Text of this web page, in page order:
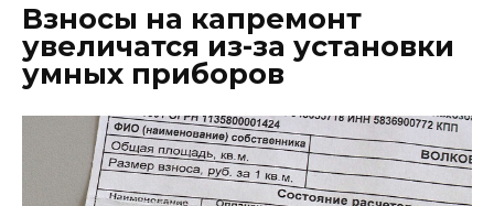
Взносы на капремонт
увеличатся из-за установки
умных приборов